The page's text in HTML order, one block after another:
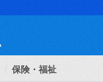
保険・福祉